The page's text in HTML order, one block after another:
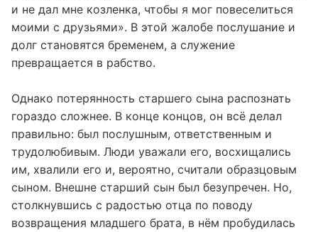
и не дал мне козленка, чтобы я мог повеселиться
моими с друзьями». В этой жалобе послушание и
долг становятся бременем, а служение
превращается в рабство.
Однако потерянность старшего сына распознать
гораздо сложнее. В конце концов, он всё делал
правильно: был послушным, ответственным и
трудолюбивым. Люди уважали его, восхищались
им, хвалили его и, вероятно, считали образцовым
сыном. Внешне старший сын был безупречен. Но,
столкнувшись с радостью отца по поводу
возвращения младшего брата, в нём пробудилась